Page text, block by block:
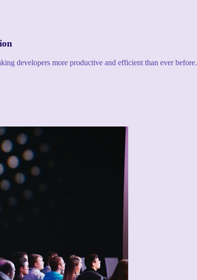
developers more productive and efficient than ever before.